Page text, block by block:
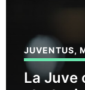
JUVENTUS,
La Juve